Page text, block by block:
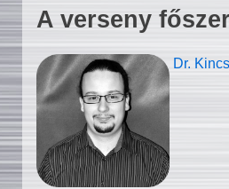
A verseny
Dr.